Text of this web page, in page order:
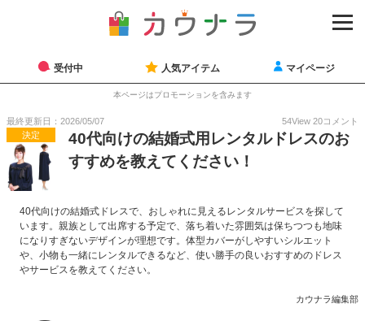
受付中 人気アイテム マイページ
本ページはプロモーションを含みます
最終更新日：2026/05/07 54View 20コメント
決定
40代向けの結婚式用レンタルドレスのお
すすめを教えてください！
40代向けの結婚式ドレスで、おしゃれに見えるレンタルサービスを探して
います。親族として出席する予定で、落ち着いた雰囲気は保ちつつも地味
になりすぎないデザインが理想です。体型カバーがしやすいシルエット
や、小物も一緒にレンタルできるなど、使い勝手の良いおすすめのドレス
やサービスを教えてください。
カウナラ編集部